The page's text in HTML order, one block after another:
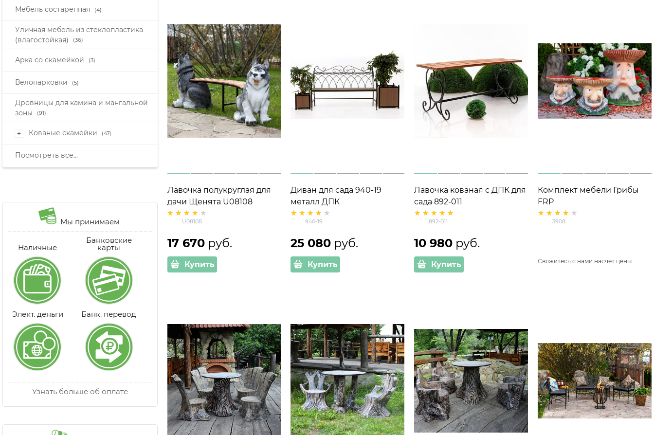
Мебель состаренная (4)
Уличная мебель из стеклопластика
(влагостойкая)
(36)
Арка со скамейкой (3)
Велопарковки (5)
Дровницы для камина и мангальной
зоны
(91)
+ Кованые скамейки (47)
Посмотреть все...
Мы принимаем
Наличные
Банковские
карты
Элект. деньги Банк. перевод
Узнать больше об оплате
Лавочка полукруглая для
дачи Щенята U08108
дерево и стеклопластик
U08108
17 670 руб.
Купить
Диван для сада 940-19
металл ДПК
940-19
25 080 руб.
Купить
Лавочка кованая с ДПК для
сада 892-011
892-011
10 980 руб.
Купить
Комплект мебели Грибы
FRP
3908
Свяжитесь с нами насчет цены